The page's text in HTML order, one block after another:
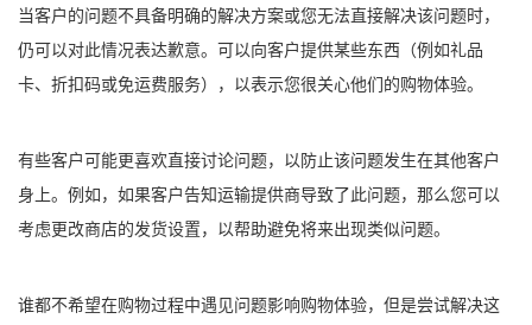
当客户的问题不具备明确的解决方案或您无法直接解决该问题时，
仍可以对此情况表达歉意。 可以向客户提供某些东西（例如礼品
卡、折扣码或免运费服务），以表示您很关心他们的购物体验。
有些客户可能更喜欢直接讨论问题，以防止该问题发生在其他客户
身上。 例如，如果客户告知运输提供商导致了此问题，那么您可以
考虑更改商店的发货设置，以帮助避免将来出现类似问题。
谁都不希望在购物过程中遇见问题影响购物体验，但是尝试解决这